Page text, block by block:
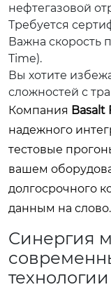
нефтегазовой
Требуется
Важна скорость
Time).
Вы хотите
сложностей с
Компания Basalt
надежного
тестовые
вашем
долгосрочного
данным на слово.
Синергия
технологии